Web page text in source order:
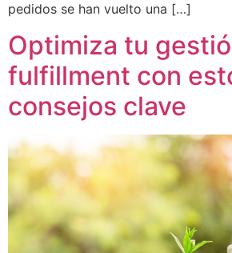
pedidos se han vuelto una […]
Optimiza tu
fulfillment con
consejos clave